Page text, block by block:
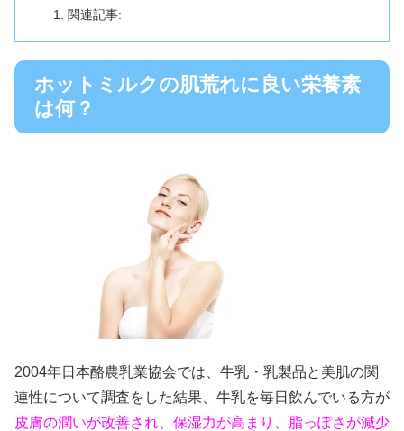
関連記事:
ホットミルクの肌荒れに良い栄養素
は何？
2004年日本酪農乳業協会では、牛乳・乳製品と美肌の関
連性について調査をした結果、牛乳を毎日飲んでいる方が
皮膚の潤いが改善され、保湿力が高まり、脂っぽさが減少